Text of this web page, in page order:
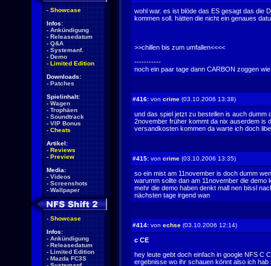
- Showcase
Infos:
- Ankündigung
- Releasedatum
- Q&A
- Systemanf.
- Demo
- Limited Edition
Downloads:
- Patches
Spielinhalt:
- Wagen
- Trophäen
- Soundtrack
- VIP Bonus
- Cheats
Artikel:
- Reviews
- Preview
Media:
- Videos
- Screenshots
- Wallpaper
- Showcase
Infos:
- Ankündigung
- Releasedatum
- Limited Edition
- Mazda FC3S
wohl war. es ist blöde das ES gesagt das die
kommen soll. hätten die nicht ein genaues
>>chillen bis zum umfallen<<<<
-----------
noch ein paar tage dann CARBON zoggen wie
#416: von crime (03.10.2006 13:38)
und das spiel jetzt zu bestellen is auch dumm
2november früher kommt da nix auserdem is
versandkosten kommen da warte ich doch
#415: von crime (03.10.2006 13:35)
so ein mist am 11november is doch dumm
warumm sollte dan am 11november die demo
mehr die demo haben denkt mall nen bissl
nächsten tage irgend wan
#414: von echse (03.10.2006 12:14)
c CE
hey leute gebt doch einfach in google NFS C
ergebnisse wo ihr schauen könnt also ich